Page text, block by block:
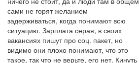
сами не горят желанием
задерживаться, когда понимают всю
ситуацию. Зарплата серая, в своих
вакансиях пишут про соц. пакет, но
видимо они плохо понимают, что это
такое, так что не верьте, его нет. Кинуть